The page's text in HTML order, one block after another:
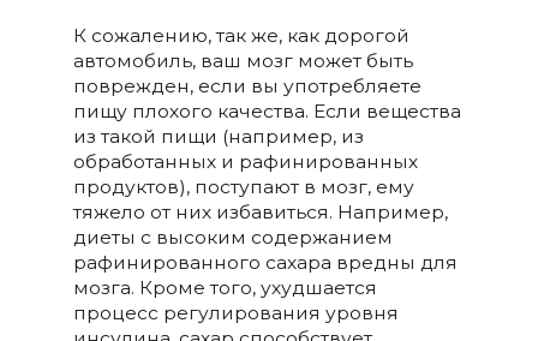
К сожалению, так же, как дорогой
автомобиль, ваш мозг может быть
поврежден, если вы употребляете
пищу плохого качества. Если вещества
из такой пищи (например, из
обработанных и рафинированных
продуктов), поступают в мозг, ему
тяжело от них избавиться. Например,
диеты с высоким содержанием
рафинированного сахара вредны для
мозга. Кроме того, ухудшается
процесс регулирования уровня